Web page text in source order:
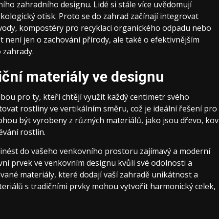
zahradního designu. Lidé si stále více uvědomují
otisk. Proto se do zahrad začínají integrovat
kompostéry pro recyklaci organického odpadu nebo
jen o zachování přírody, ale také o efektivnějším
materiály ve designu
pro ty, kteří chtějí využít každý centimetr svého
rostliny ve vertikálním směru, což je ideální řešení pro
být vyrobeny z různých materiálů, jako jsou dřevo, kov
rostlin.
do vašeho venkovního prostoru zajímavý a moderní
prvek ve venkovním designu kvůli své odolnosti a
materiály, které dodají vaší zahradě unikátnost a
s tradičními prvky mohou vytvořit harmonický celek,